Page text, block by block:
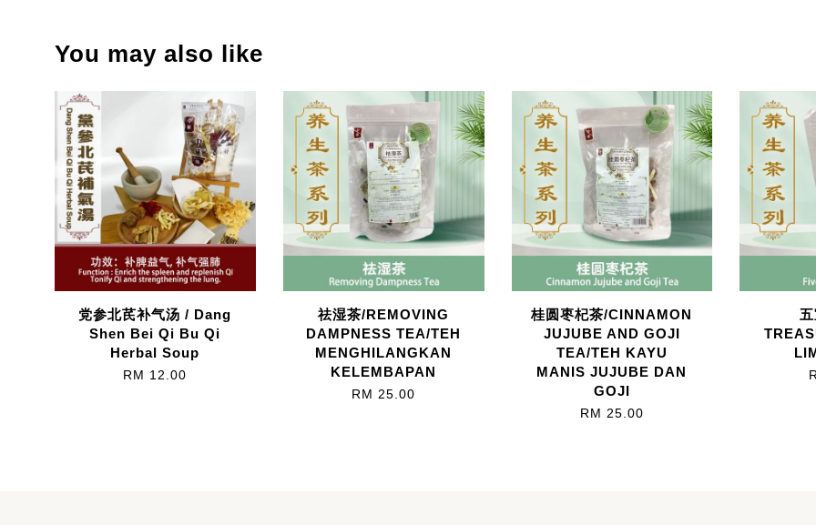
You may also like
党参北芪补气汤 / Dang
Shen Bei Qi Bu Qi
Herbal Soup
RM 12.00
祛湿茶/REMOVING
DAMPNESS TEA/TEH
MENGHILANGKAN
KELEMBAPAN
RM 25.00
桂圆枣杞茶/CINNAMON
JUJUBE AND GOJI
TEA/TEH KAYU
MANIS JUJUBE DAN
GOJI
RM 25.00